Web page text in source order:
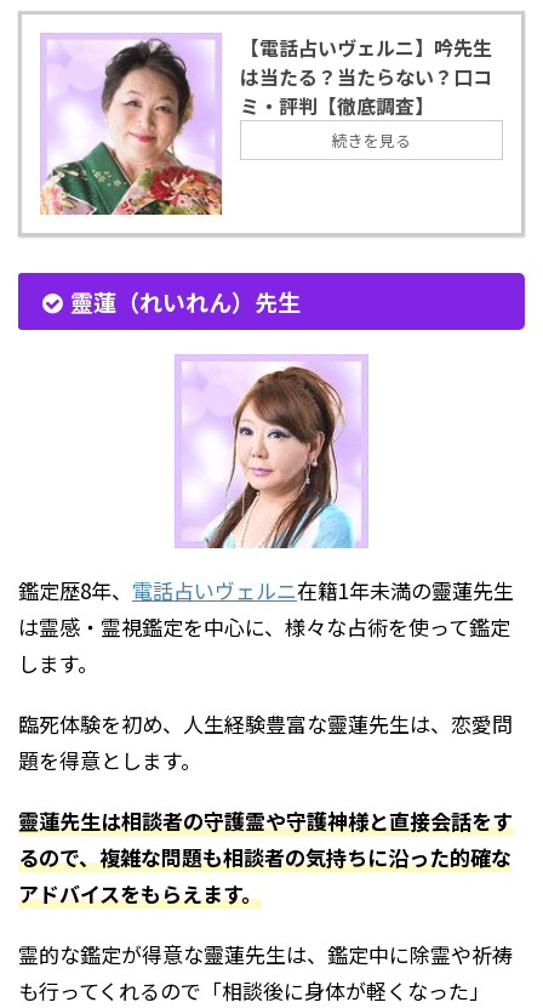
【電話占いヴェルニ】吟先生
は当たる？当たらない？口コ
ミ・評判【徹底調査】
続きを見る
靈蓮（れいれん）先生
鑑定歴8年、 電話占いヴェルニ在籍1年未満の靈蓮先生
は霊感・霊視鑑定を中心に、様々な占術を使って鑑定
します。
臨死体験を初め、人生経験豊富な靈蓮先生は、恋愛問
題を得意とします。
靈蓮先生は相談者の守護霊や守護神様と直接会話をす
るので、複雑な問題も相談者の気持ちに沿った的確な
アドバイスをもらえます。
霊的な鑑定が得意な靈蓮先生は、鑑定中に除霊や祈祷
も行ってくれるので「相談後に身体が軽くなった」